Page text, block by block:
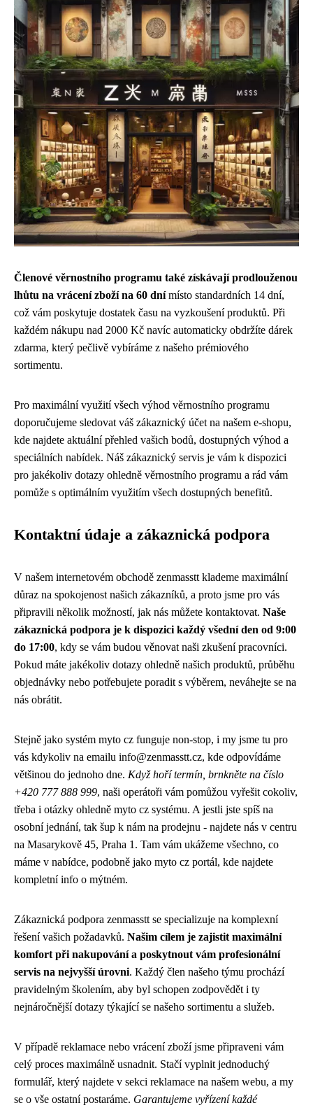
Členové věrnostního programu také získávají prodlouženou
lhůtu na vrácení zboží na 60 dnímísto standardních 14 dní,
což vám poskytuje dostatek času na vyzkoušení produktů. Při
každém nákupu nad 2000 Kč navíc automaticky obdržíte dárek
zdarma, který pečlivě vybíráme z našeho prémiového
sortimentu.
Pro maximální využití všech výhod věrnostního programu
doporučujeme sledovat váš zákaznický účet na našem e-shopu,
kde najdete aktuální přehled vašich bodů, dostupných výhod a
speciálních nabídek. Náš zákaznický servis je vám k dispozici
pro jakékoliv dotazy ohledně věrnostního programu a rád vám
pomůže s optimálním využitím všech dostupných benefitů.
Kontaktní údaje a zákaznická podpora
V našem internetovém obchodě zenmasstt klademe maximální
důraz na spokojenost našich zákazníků, a proto jsme pro vás
připravili několik možností, jak nás můžete kontaktovat. Naše
zákaznická podpora je k dispozici každý všední den od 9:00
do 17:00, kdy se vám budou věnovat naši zkušení pracovníci.
Pokud máte jakékoliv dotazy ohledně našich produktů, průběhu
objednávky nebo potřebujete poradit s výběrem, neváhejte se na
nás obrátit.
Stejně jako systém myto cz funguje non-stop, i my jsme tu pro
vás kdykoliv na emailu info@zenmasstt.cz, kde odpovídáme
většinou do jednoho dne. Když hoří termín, brnkněte na číslo
+420 777 888 999, naši operátoři vám pomůžou vyřešit cokoliv,
třeba i otázky ohledně myto cz systému. A jestli jste spíš na
osobní jednání, tak šup k nám na prodejnu - najdete nás v centru
na Masarykově 45, Praha 1. Tam vám ukážeme všechno, co
máme v nabídce, podobně jako myto cz portál, kde najdete
kompletní info o mýtném.
Zákaznická podpora zenmasstt se specializuje na komplexní
řešení vašich požadavků. Našim cílem je zajistit maximální
komfort při nakupování a poskytnout vám profesionální
servis na nejvyšší úrovni. Každý člen našeho týmu prochází
pravidelným školením, aby byl schopen zodpovědět i ty
nejnáročnější dotazy týkající se našeho sortimentu a služeb.
V případě reklamace nebo vrácení zboží jsme připraveni vám
celý proces maximálně usnadnit. Stačí vyplnit jednoduchý
formulář, který najdete v sekci reklamace na našem webu, a my
se o vše ostatní postaráme. Garantujeme vyřízení každé